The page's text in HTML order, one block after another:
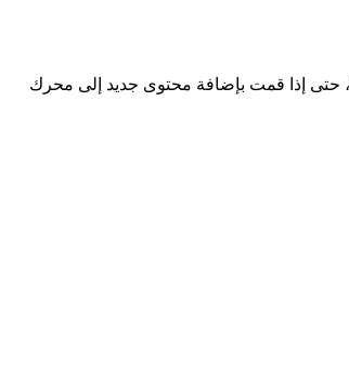
يوفر نظامWindows 10 أداة تشفير مضمنة – تسمى BitLocker لحماية محرك أقراص USB بكلمة مرور. حيث يحمي BitLocker كل شيء على محرك أقراص USB، حتى إذا قمت بإضافة محتوى جديد إلى محرك